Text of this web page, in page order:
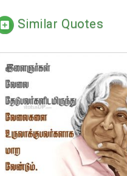
Similar Quotes